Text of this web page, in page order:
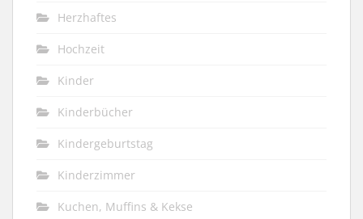
Herzhaftes
Hochzeit
Kinder
Kinderbücher
Kindergeburtstag
Kinderzimmer
Kuchen, Muffins & Kekse